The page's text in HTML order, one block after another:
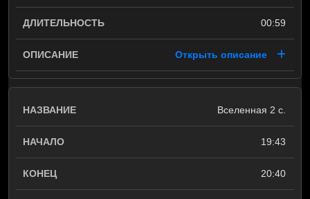
00:59
Открыть описание
Вселенная 2 с.
19:43
20:40